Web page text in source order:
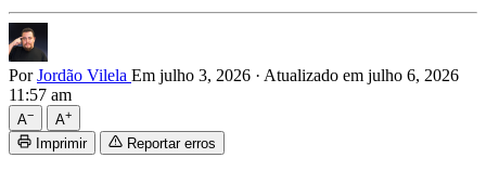
PorJordão Vilela Em julho 3, 2026 · Atualizado em julho 6, 2026
11:57 am
A− A+
Imprimir Reportar erros